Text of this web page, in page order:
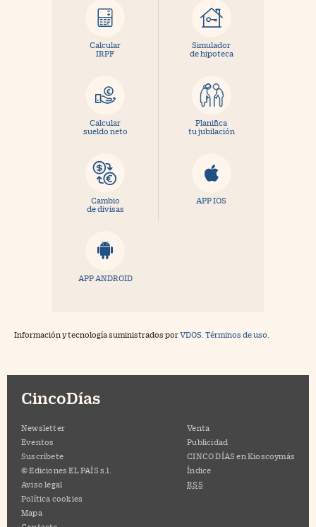
Calcular
IRPF
Simulador
de hipoteca
Calcular
sueldo neto
Planifica
tu jubilación
Cambio
de divisas
APP IOS
APP ANDROID
Información y tecnología suministrados porVDOS Términos de uso.
CincoDías
Newsletter
Eventos
Suscríbete
© Ediciones EL PAÍS s.l.
Aviso legal
Política cookies
Mapa
Venta
Publicidad
CINCO DÍAS en Kioscoymás
Índice
RSS